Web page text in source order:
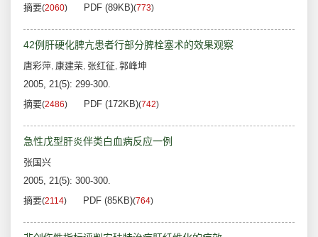
摘要(2060) PDF (89KB)(773)
42例肝硬化脾亢患者行部分脾栓塞术的效果观察
唐彩萍, 康建荣, 张红征, 郭峰坤
2005, 21(5): 299-300.
摘要(2486) PDF (172KB)(742)
急性戊型肝炎伴类白血病反应一例
张国兴
2005, 21(5): 300-300.
摘要(2114) PDF (85KB)(764)